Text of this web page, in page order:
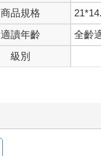
商品規格
適讀年齡
全齡
級別